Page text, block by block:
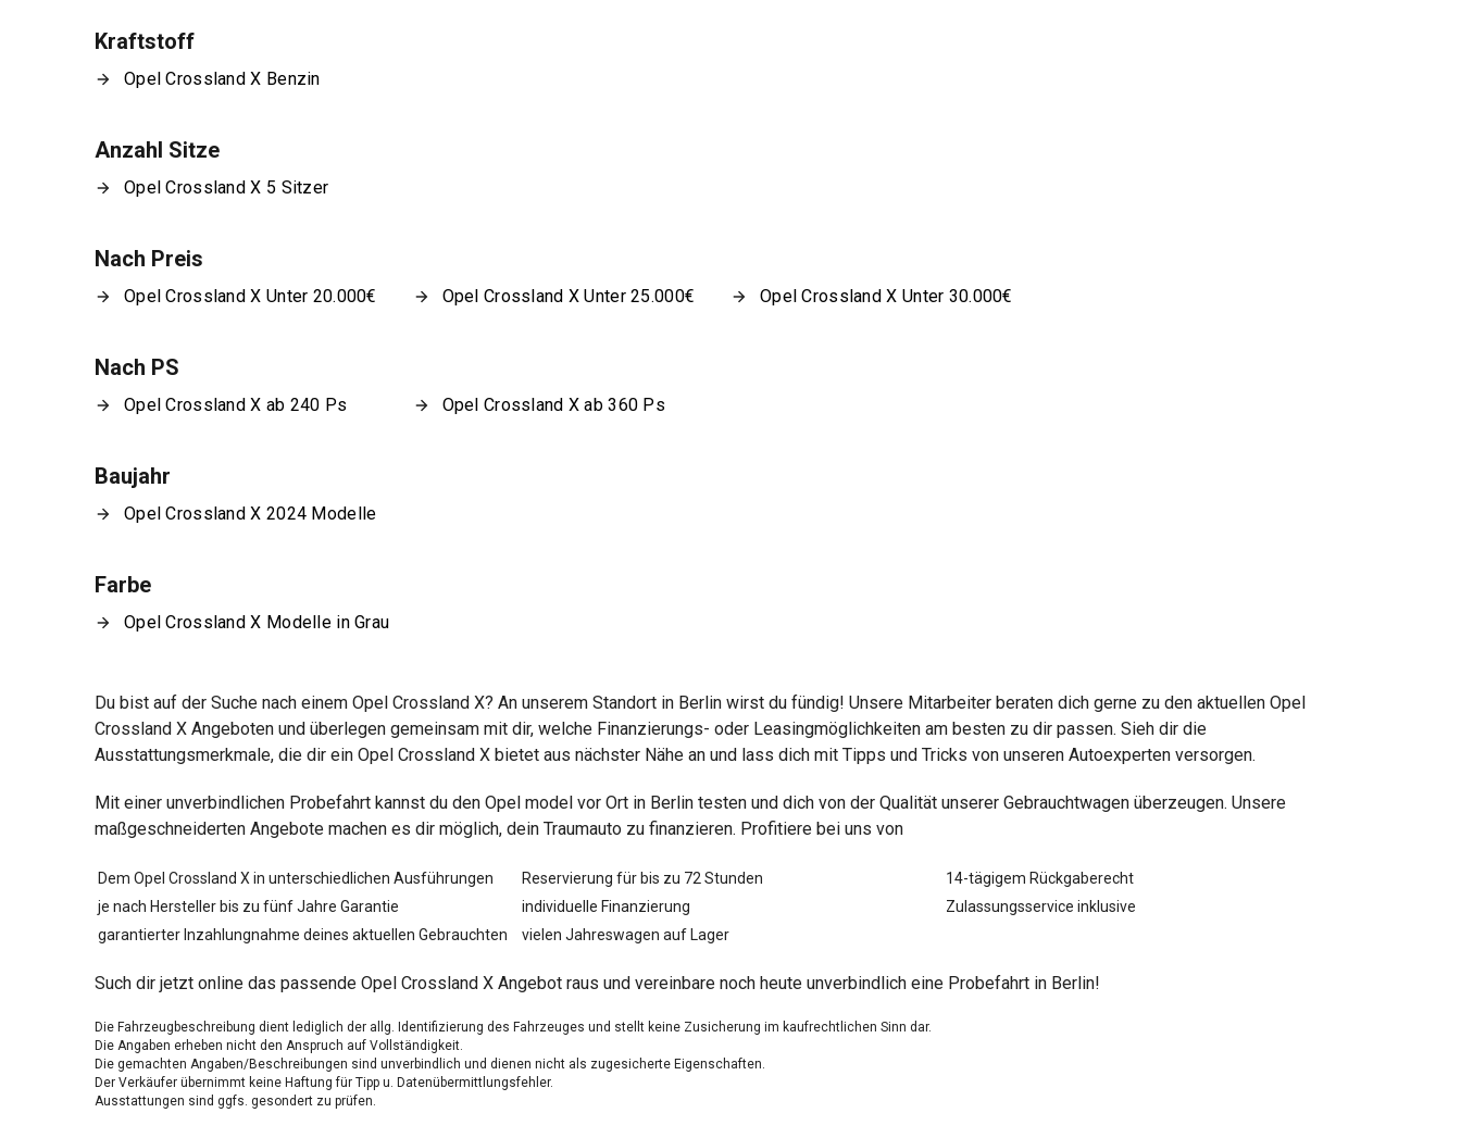
Kraftstoff
Opel Crossland X Benzin
Anzahl Sitze
Opel Crossland X 5 Sitzer
Nach Preis
Opel Crossland X Unter 20.000€ Opel Crossland X Unter 25.000€ Opel Crossland X Unter 30.000€
Nach PS
Opel Crossland X ab 240 Ps Opel Crossland X ab 360 Ps
Baujahr
Opel Crossland X 2024 Modelle
Farbe
Opel Crossland X Modelle in Grau
Du bist auf der Suche nach einem Opel Crossland X? An unserem Standort in Berlin wirst du fündig! Unsere Mitarbeiter beraten dich gerne zu den aktuellen Opel
Crossland X Angeboten und überlegen gemeinsam mit dir, welche Finanzierungs- oder Leasingmöglichkeiten am besten zu dir passen. Sieh dir die
Ausstattungsmerkmale, die dir ein Opel Crossland X bietet aus nächster Nähe an und lass dich mit Tipps und Tricks von unseren Autoexperten versorgen.
Mit einer unverbindlichen Probefahrt kannst du den Opel model vor Ort in Berlin testen und dich von der Qualität unserer Gebrauchtwagen überzeugen. Unsere
maßgeschneiderten Angebote machen es dir möglich, dein Traumauto zu finanzieren. Profitiere bei uns von
Dem Opel Crossland X in unterschiedlichen Ausführungen Reservierung für bis zu 72 Stunden
14-tägigem Rückgaberecht
je nach Hersteller bis zu fünf Jahre Garantie
individuelle Finanzierung
Zulassungsservice inklusive
garantierter Inzahlungnahme deines aktuellen Gebrauchten
vielen Jahreswagen auf Lager
Such dir jetzt online das passende Opel Crossland X Angebot raus und vereinbare noch heute unverbindlich eine Probefahrt in Berlin!
Die Fahrzeugbeschreibung dient lediglich der allg. Identifizierung des Fahrzeuges und stellt keine Zusicherung im kaufrechtlichen Sinn dar.
Die Angaben erheben nicht den Anspruch auf Vollständigkeit.
Die gemachten Angaben/Beschreibungen sind unverbindlich und dienen nicht als zugesicherte Eigenschaften.
Der Verkäufer übernimmt keine Haftung für Tipp u. Datenübermittlungsfehler.
Ausstattungen sind ggfs. gesondert zu prüfen.